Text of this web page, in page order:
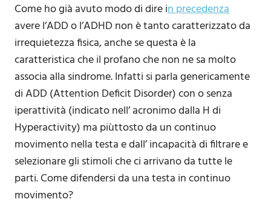
Come ho già avuto modo di dire in precedenza
avere l’ADD o l’ADHD non è tanto caratterizzato da
irrequietezza fisica, anche se questa è la
caratteristica che il profano che non ne sa molto
associa alla sindrome. Infatti si parla genericamente
di ADD (Attention Deficit Disorder) con o senza
iperattività (indicato nell’ acronimo dalla H di
Hyperactivity) ma piùttosto da un continuo
movimento nella testa e dall’ incapacità di filtrare e
selezionare gli stimoli che ci arrivano da tutte le
parti. Come difendersi da una testa in continuo
movimento?